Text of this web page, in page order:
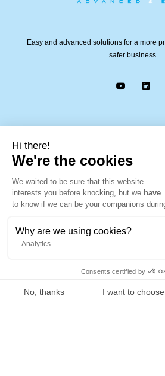
Easy and advanced solutions for a more
safer business.
4 Avenue Jean Monnet
contact@adveez.com
USA +1 980 362 0000
Hi there!
We're the cookies
We waited to be sure that this website
interests you before knocking, but we have
to know if we can be your companions
Why are we using cookies?
Analytics
Consents certified by
No, thanks I want to choose